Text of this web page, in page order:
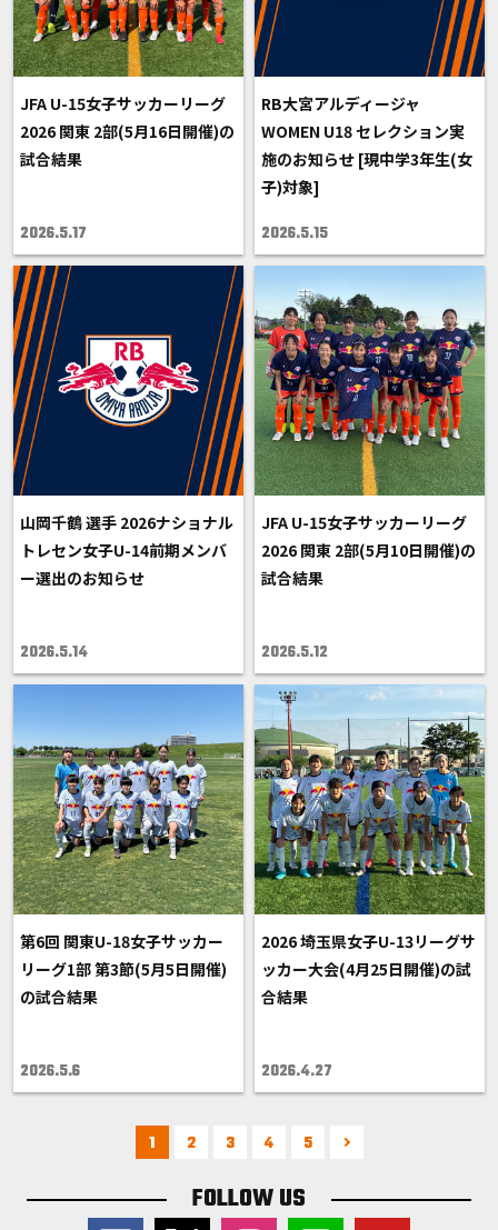
JFA U-15女子サッカーリーグ
2026 関東 2部(5月16日開催)の
試合結果
2026.5.17
RB大宮アルディージャ
WOMEN U18 セレクション実
施のお知らせ [現中学3年生(女
子)対象]
2026.5.15
山岡千鶴 選手 2026ナショナル
トレセン女子U-14前期メンバ
ー選出のお知らせ
2026.5.14
JFA U-15女子サッカーリーグ
2026 関東 2部(5月10日開催)の
試合結果
2026.5.12
第6回 関東U-18女子サッカー
リーグ1部 第3節(5月5日開催)
の試合結果
2026.5.6
2026 埼玉県女子U-13リーグサ
ッカー大会(4月25日開催)の試
合結果
2026.4.27
1 2 3 4 5
FOLLOW US